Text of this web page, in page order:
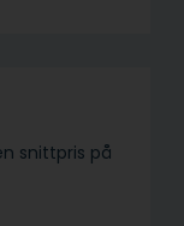
snittpris på